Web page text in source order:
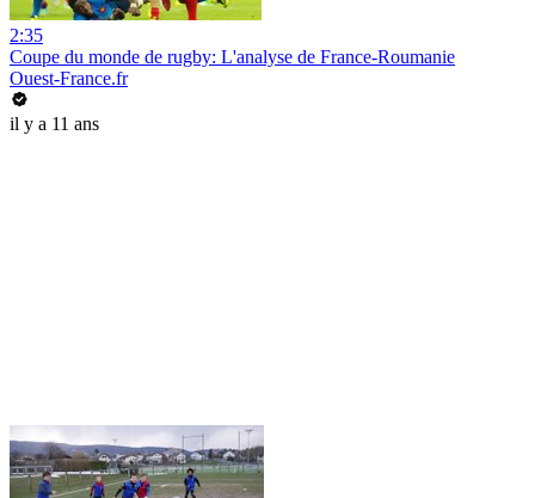
2:35
Coupe du monde de rugby: L'analyse de France-Roumanie
Ouest-France.fr
il y a 11 ans